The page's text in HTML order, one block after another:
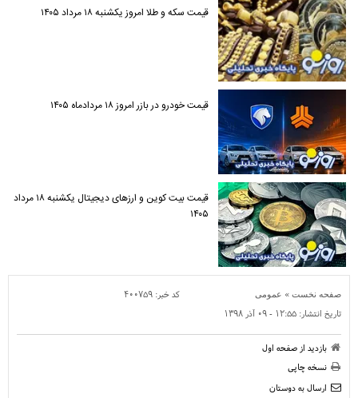
قیمت سکه و طلا امروز یکشنبه ۱۸ مرداد ۱۴۰۵
قیمت خودرو در بازر امروز ۱۸ مردادماه ۱۴۰۵
قیمت بیت کوین و ارز‌های دیجیتال یکشنبه ۱۸ مرداد
۱۴۰۵
صفحه نخست » عمومی کد خبر: ۴۰۰۷۵۹
تاریخ انتشار: ۱۲:۵۵ - ۰۹ آذر ۱۳۹۸
بازدید از صفحه اول
نسخه چاپی
ارسال به دوستان